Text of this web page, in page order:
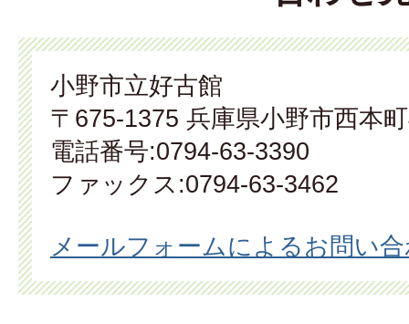
小野市立好古館
〒675-1375 兵庫県小野市西本
電話番号:0794-63-3390
ファックス:0794-63-3462
メールフォームによるお問い